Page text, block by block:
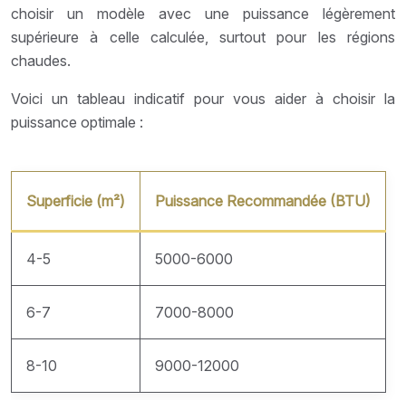
choisir un modèle avec une puissance légèrement
supérieure à celle calculée, surtout pour les régions
chaudes.
Voici un tableau indicatif pour vous aider à choisir la
puissance optimale :
Superficie (m²) Puissance Recommandée (BTU)
4-5 5000-6000
6-7 7000-8000
8-10 9000-12000